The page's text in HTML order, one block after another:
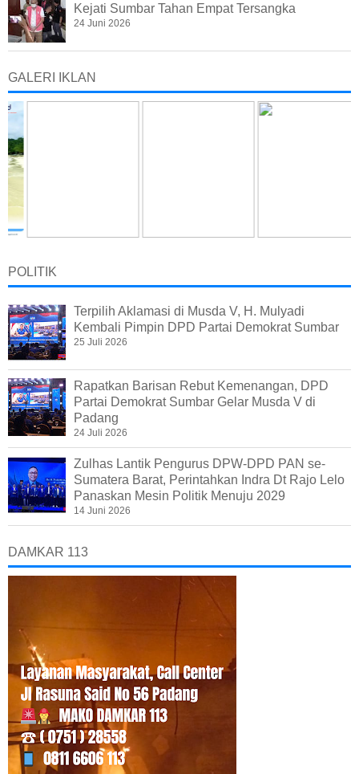
Kejati Sumbar Tahan Empat Tersangka
24 Juni 2026
GALERI IKLAN
POLITIK
Terpilih Aklamasi di Musda V, H. Mulyadi
Kembali Pimpin DPD Partai Demokrat Sumbar
25 Juli 2026
Rapatkan Barisan Rebut Kemenangan, DPD
Partai Demokrat Sumbar Gelar Musda V di
Padang
24 Juli 2026
Zulhas Lantik Pengurus DPW-DPD PAN se-
Sumatera Barat, Perintahkan Indra Dt Rajo Lelo
Panaskan Mesin Politik Menuju 2029
14 Juni 2026
DAMKAR 113